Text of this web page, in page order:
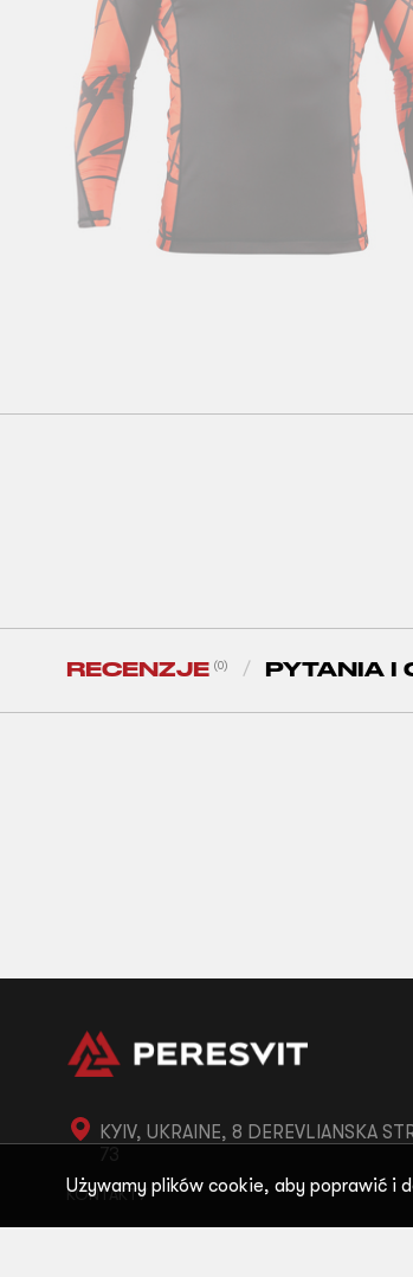
RECENZJE (0) / PYTANIA I
KYIV, UKRAINE, 8 DEREVLIANSKA
KONTAKTY
Używamy plików cookie, aby poprawić i